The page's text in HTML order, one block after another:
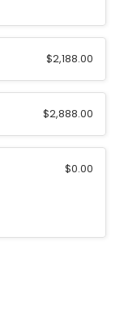
$2,188.00
$2,888.00
$0.00